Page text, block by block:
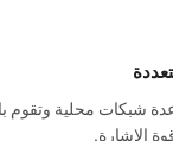
شبكات محلية وتقوم
الإشارة.